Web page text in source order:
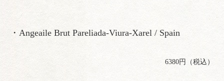
・Angeaile Brut Pareliada-Viura-Xarel / Spain
6380円（税込）